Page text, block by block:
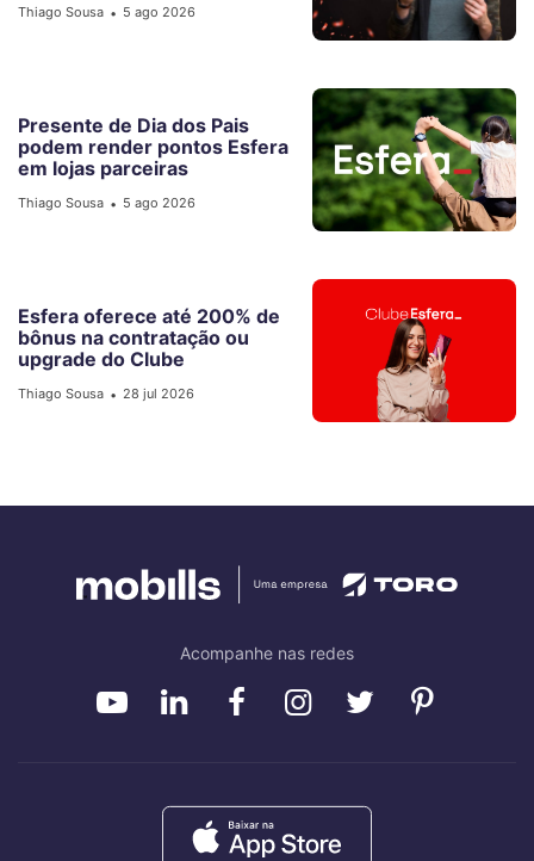
Thiago Sousa • 5 ago 2026
Presente de Dia dos Pais
podem render pontos Esfera
em lojas parceiras
Thiago Sousa • 5 ago 2026
Esfera oferece até 200% de
bônus na contratação ou
upgrade do Clube
Thiago Sousa • 28 jul 2026
Acompanhe nas redes